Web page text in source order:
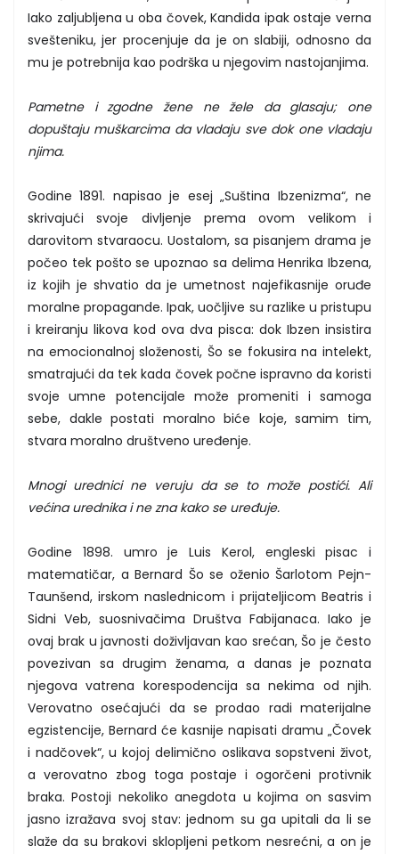
Iako zaljubljena u oba čovek, Kandida ipak ostaje verna
svešteniku, jer procenjuje da je on slabiji, odnosno da
mu je potrebnija kao podrška u njegovim nastojanjima.
Pametne i zgodne žene ne žele da glasaju; one
dopuštaju muškarcima da vladaju sve dok one vladaju
njima.
Godine 1891. napisao je esej „Suština Ibzenizma“, ne
skrivajući svoje divljenje prema ovom velikom i
darovitom stvaraocu. Uostalom, sa pisanjem drama je
počeo tek pošto se upoznao sa delima Henrika Ibzena,
iz kojih je shvatio da je umetnost najefikasnije oruđe
moralne propagande. Ipak, uočljive su razlike u pristupu
i kreiranju likova kod ova dva pisca: dok Ibzen insistira
na emocionalnoj složenosti, Šo se fokusira na intelekt,
smatrajući da tek kada čovek počne ispravno da koristi
svoje umne potencijale može promeniti i samoga
sebe, dakle postati moralno biće koje, samim tim,
stvara moralno društveno uređenje.
Mnogi urednici ne veruju da se to može postići. Ali
većina urednika i ne zna kako se uređuje.
Godine 1898. umro je Luis Kerol, engleski pisac i
matematičar, a Bernard Šo se oženio Šarlotom Pejn-
Taunšend, irskom naslednicom i prijateljicom Beatris i
Sidni Veb, suosnivačima Društva Fabijanaca. Iako je
ovaj brak u javnosti doživljavan kao srećan, Šo je često
povezivan sa drugim ženama, a danas je poznata
njegova vatrena korespodencija sa nekima od njih.
Verovatno osećajući da se prodao radi materijalne
egzistencije, Bernard će kasnije napisati dramu „Čovek
i nadčovek“, u kojoj delimično oslikava sopstveni život,
a verovatno zbog toga postaje i ogorčeni protivnik
braka. Postoji nekoliko anegdota u kojima on sasvim
jasno izražava svoj stav: jednom su ga upitali da li se
slaže da su brakovi sklopljeni petkom nesrećni, a on je